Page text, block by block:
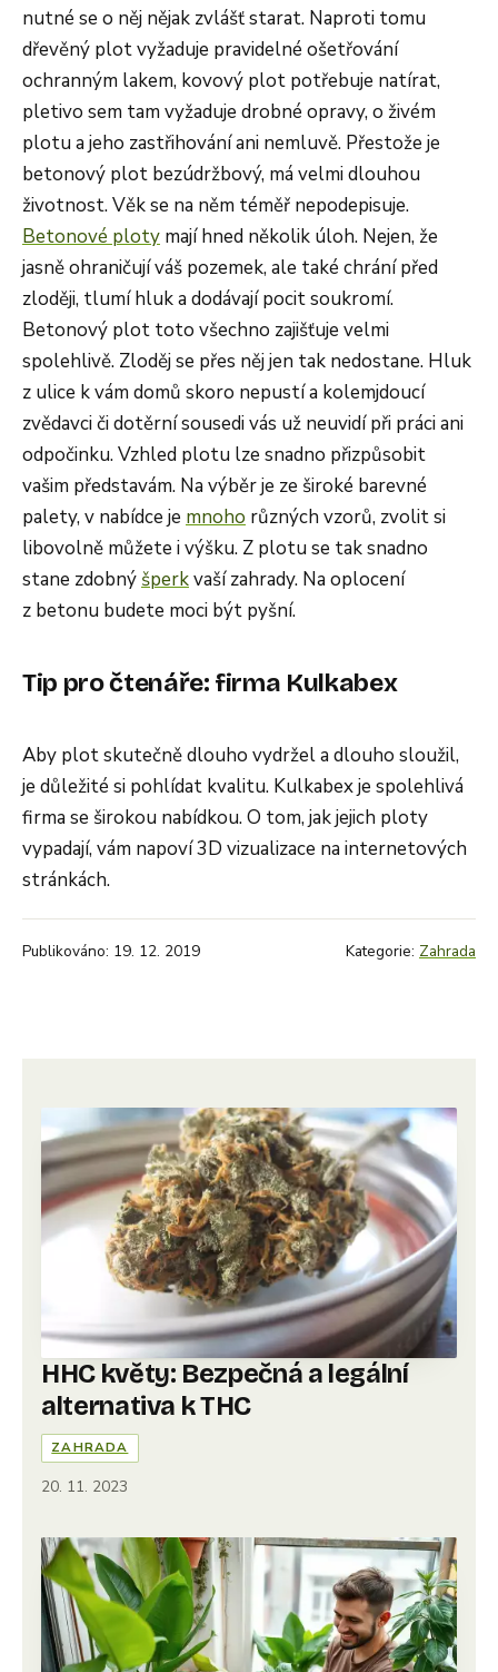
nutné se o něj nějak zvlášť starat. Naproti tomu
dřevěný plot vyžaduje pravidelné ošetřování
ochranným lakem, kovový plot potřebuje natírat,
pletivo sem tam vyžaduje drobné opravy, o živém
plotu a jeho zastřihování ani nemluvě. Přestože je
betonový plot bezúdržbový, má velmi dlouhou
životnost. Věk se na něm téměř nepodepisuje.
Betonové ploty mají hned několik úloh. Nejen, že
jasně ohraničují váš pozemek, ale také chrání před
zloději, tlumí hluk a dodávají pocit soukromí.
Betonový plot toto všechno zajišťuje velmi
spolehlivě. Zloděj se přes něj jen tak nedostane. Hluk
z ulice k vám domů skoro nepustí a kolemjdoucí
zvědavci či dotěrní sousedi vás už neuvidí při práci ani
odpočinku. Vzhled plotu lze snadno přizpůsobit
vašim představám. Na výběr je ze široké barevné
palety, v nabídce je mnoho různých vzorů, zvolit si
libovolně můžete i výšku. Z plotu se tak snadno
stane zdobný šperkvaší zahrady. Na oplocení
z betonu budete moci být pyšní.
Tip pro čtenáře: firma Kulkabex
Aby plot skutečně dlouho vydržel a dlouho sloužil,
je důležité si pohlídat kvalitu. Kulkabex je spolehlivá
firma se širokou nabídkou. O tom, jak jejich ploty
vypadají, vám napoví 3D vizualizace na internetových
stránkách.
Publikováno: 19. 12. 2019 Kategorie: Zahrada
HHC květy: Bezpečná a legální
alternativa k THC
ZAHRADA
20. 11. 2023